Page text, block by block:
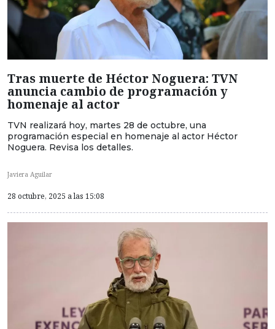
Tras muerte de Héctor Noguera: TVN
anuncia cambio de programación y
homenaje al actor
TVN realizará hoy, martes 28 de octubre, una
programación especial en homenaje al actor Héctor
Noguera. Revisa los detalles.
Javiera Aguilar
28 octubre, 2025 a las 15:08